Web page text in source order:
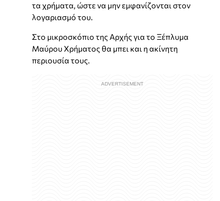
τα χρήματα, ώστε να μην εμφανίζονται στον
λογαριασμό του.
Στο μικροσκόπιο της Αρχής για το Ξέπλυμα
Μαύρου Χρήματος θα μπει και η ακίνητη
περιουσία τους.